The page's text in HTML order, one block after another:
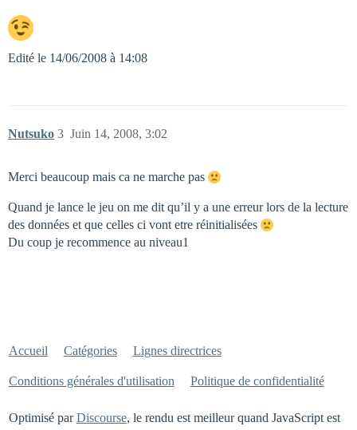
Edité le 14/06/2008 à 14:08
Nutsuko Juin 14, 2008, 3:02
3
Merci beaucoup mais ca ne marche pas
Quand je lance le jeu on me dit qu’il y a une erreur lors de la lecture
des données et que celles ci vont etre réinitialisées
Du coup je recommence au niveau1
Accueil Catégories Lignes directrices
Conditions générales d'utilisation Politique de confidentialité
Optimisé parDiscourse, le rendu est meilleur quand JavaScript est